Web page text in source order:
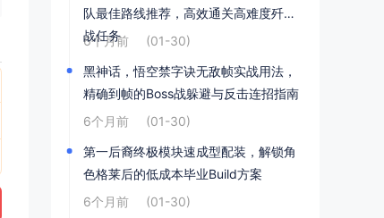
队最佳路线推荐，高效通关高难度歼灭
战任务
6个月前
(01-30)
黑神话，悟空禁字诀无敌帧实战用法，
精确到帧的Boss战躲避与反击连招指南
6个月前
(01-30)
第一后裔终极模块速成型配装，解锁角
色格莱后的低成本毕业Build方案
6个月前
(01-30)